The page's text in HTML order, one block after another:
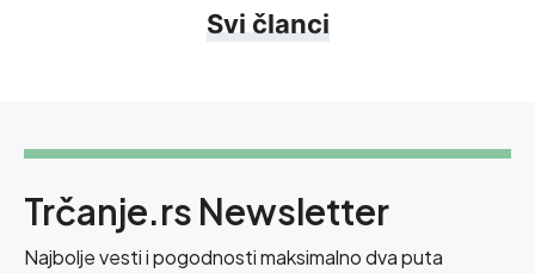
Svi članci
Trčanje.rs Newsletter
Najbolje vesti i pogodnosti maksimalno dva puta